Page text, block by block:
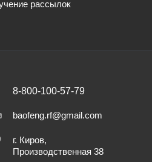
рассылок
8-800-100-57-79
baofeng.rf@gmail.com
г. Киров,
Производственная 38